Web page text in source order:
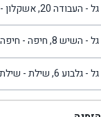
העבודה 20, אשקלון - אשקלון
- השיש 8, חיפה - חיפה
- גלבוע 6, שילת - שילת
- פוריידיס, כניסה צפונית